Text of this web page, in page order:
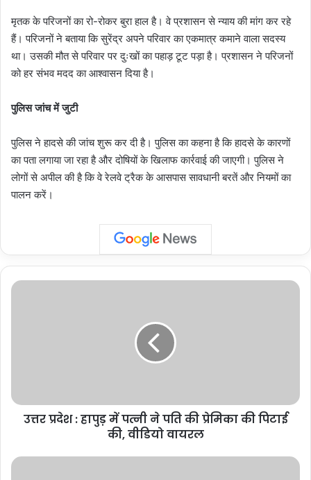
मृतक के परिजनों का रो-रोकर बुरा हाल है। वे प्रशासन से न्याय की मांग कर रहे
हैं। परिजनों ने बताया कि सुरेंद्र अपने परिवार का एकमात्र कमाने वाला सदस्य
था। उसकी मौत से परिवार पर दुःखों का पहाड़ टूट पड़ा है। प्रशासन ने परिजनों
को हर संभव मदद का आश्वासन दिया है।
पुलिस जांच में जुटी
पुलिस ने हादसे की जांच शुरू कर दी है। पुलिस का कहना है कि हादसे के कारणों
का पता लगाया जा रहा है और दोषियों के खिलाफ कार्रवाई की जाएगी। पुलिस ने
लोगों से अपील की है कि वे रेलवे ट्रैक के आसपास सावधानी बरतें और नियमों का
पालन करें।
उत्तर
की
प्रेमिका
की,
उत्तर प्रदेश : हापुड़ में पत्नी ने पति की प्रेमिका की पिटाई
की, वीडियो वायरल
विश्व